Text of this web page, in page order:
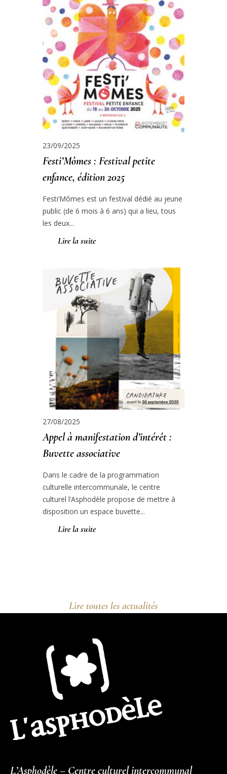
23/09/2025
Festi’Mômes : Festival petite
enfance, édition 2025
Festi’Mômes est un festival dédié au jeune
public (de 6 mois à 6 ans) qui a lieu, tous
les deux...
Lire la suite
27/08/2025
Appel à manifestation d’intérêt :
Buvette associative
Dans le cadre de la programmation
culturelle intercommunale, le centre
culturel l’Asphodèle propose de mettre à
disposition un espace buvette...
Lire la suite
Lire toutes les actualités
L’Asphodèle – Centre culturel intercommunal